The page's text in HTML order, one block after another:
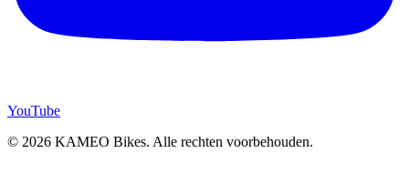
YouTube
© 2026 KAMEO Bikes. Alle rechten voorbehouden.